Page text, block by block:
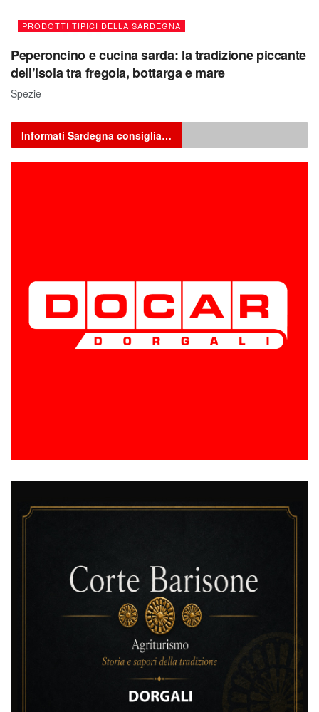
PRODOTTI TIPICI DELLA SARDEGNA
Peperoncino e cucina sarda: la tradizione piccante
dell’isola tra fregola, bottarga e mare
Spezie
Informati Sardegna consiglia…